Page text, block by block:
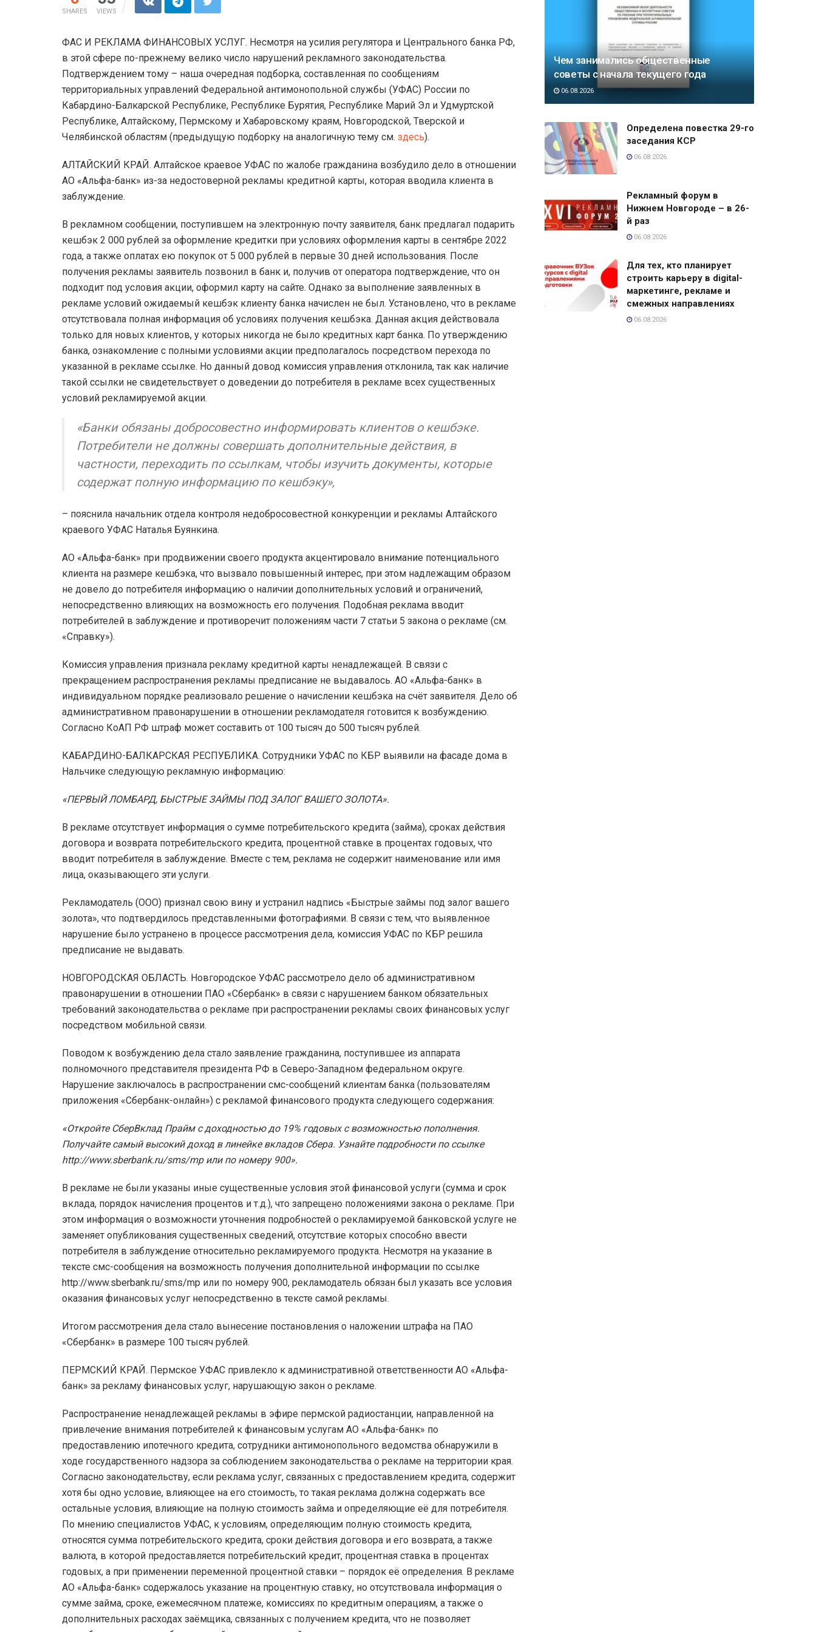
SHARES VIEWS
ФАС И РЕКЛАМА ФИНАНСОВЫХ УСЛУГ. Несмотря на усилия регулятора и Центрального банка РФ,
в этой сфере по-прежнему велико число нарушений рекламного законодательства.
Подтверждением тому – наша очередная подборка, составленная по сообщениям
территориальных управлений Федеральной антимонопольной службы (УФАС) России по
Кабардино-Балкарской Республике, Республике Бурятия, Республике Марий Эл и Удмуртской
Республике, Алтайскому, Пермскому и Хабаровскому краям, Новгородской, Тверской и
Челябинской областям (предыдущую подборку на аналогичную тему см. здесь).
АЛТАЙСКИЙ КРАЙ. Алтайское краевое УФАС по жалобе гражданина возбудило дело в отношении
АО «Альфа-банк» из-за недостоверной рекламы кредитной карты, которая вводила клиента в
заблуждение.
В рекламном сообщении, поступившем на электронную почту заявителя, банк предлагал подарить
кешбэк 2 000 рублей за оформление кредитки при условиях оформления карты в сентябре 2022
года, а также оплатах ею покупок от 5 000 рублей в первые 30 дней использования. После
получения рекламы заявитель позвонил в банк и, получив от оператора подтверждение, что он
подходит под условия акции, оформил карту на сайте. Однако за выполнение заявленных в
рекламе условий ожидаемый кешбэк клиенту банка начислен не был. Установлено, что в рекламе
отсутствовала полная информация об условиях получения кешбэка. Данная акция действовала
только для новых клиентов, у которых никогда не было кредитных карт банка. По утверждению
банка, ознакомление с полными условиями акции предполагалось посредством перехода по
указанной в рекламе ссылке. Но данный довод комиссия управления отклонила, так как наличие
такой ссылки не свидетельствует о доведении до потребителя в рекламе всех существенных
условий рекламируемой акции.
«Банки обязаны добросовестно информировать клиентов о кешбэке.
Потребители не должны совершать дополнительные действия, в
частности, переходить по ссылкам, чтобы изучить документы, которые
содержат полную информацию по кешбэку»,
– пояснила начальник отдела контроля недобросовестной конкуренции и рекламы Алтайского
краевого УФАС Наталья Буянкина.
АО «Альфа-банк» при продвижении своего продукта акцентировало внимание потенциального
клиента на размере кешбэка, что вызвало повышенный интерес, при этом надлежащим образом
не довело до потребителя информацию о наличии дополнительных условий и ограничений,
непосредственно влияющих на возможность его получения. Подобная реклама вводит
потребителей в заблуждение и противоречит положениям части 7 статьи 5 закона о рекламе (см.
«Справку»).
Комиссия управления признала рекламу кредитной карты ненадлежащей. В связи с
прекращением распространения рекламы предписание не выдавалось. АО «Альфа-банк» в
индивидуальном порядке реализовало решение о начислении кешбэка на счёт заявителя. Дело об
административном правонарушении в отношении рекламодателя готовится к возбуждению.
Согласно КоАП РФ штраф может составить от 100 тысяч до 500 тысяч рублей.
КАБАРДИНО-БАЛКАРСКАЯ РЕСПУБЛИКА. Сотрудники УФАС по КБР выявили на фасаде дома в
Нальчике следующую рекламную информацию:
«ПЕРВЫЙ ЛОМБАРД, БЫСТРЫЕ ЗАЙМЫ ПОД ЗАЛОГ ВАШЕГО ЗОЛОТА».
В рекламе отсутствует информация о сумме потребительского кредита (займа), сроках действия
договора и возврата потребительского кредита, процентной ставке в процентах годовых, что
вводит потребителя в заблуждение. Вместе с тем, реклама не содержит наименование или имя
лица, оказывающего эти услуги.
Рекламодатель (ООО) признал свою вину и устранил надпись «Быстрые займы под залог вашего
золота», что подтвердилось представленными фотографиями. В связи с тем, что выявленное
нарушение было устранено в процессе рассмотрения дела, комиссия УФАС по КБР решила
предписание не выдавать.
НОВГОРОДСКАЯ ОБЛАСТЬ. Новгородское УФАС рассмотрело дело об административном
правонарушении в отношении ПАО «Сбербанк» в связи с нарушением банком обязательных
требований законодательства о рекламе при распространении рекламы своих финансовых услуг
посредством мобильной связи.
Поводом к возбуждению дела стало заявление гражданина, поступившее из аппарата
полномочного представителя президента РФ в Северо-Западном федеральном округе.
Нарушение заключалось в распространении смс-сообщений клиентам банка (пользователям
приложения «Сбербанк-онлайн») с рекламой финансового продукта следующего содержания:
«Откройте СберВклад Прайм с доходностью до 19% годовых с возможностью пополнения.
Получайте самый высокий доход в линейке вкладов Сбера. Узнайте подробности по ссылке
http://www.sberbank.ru/sms/mp или по номеру 900».
В рекламе не были указаны иные существенные условия этой финансовой услуги (сумма и срок
вклада, порядок начисления процентов и т.д.), что запрещено положениями закона о рекламе. При
этом информация о возможности уточнения подробностей о рекламируемой банковской услуге не
заменяет опубликования существенных сведений, отсутствие которых способно ввести
потребителя в заблуждение относительно рекламируемого продукта. Несмотря на указание в
тексте смс-сообщения на возможность получения дополнительной информации по ссылке
http://www.sberbank.ru/sms/mp или по номеру 900, рекламодатель обязан был указать все условия
оказания финансовых услуг непосредственно в тексте самой рекламы.
Итогом рассмотрения дела стало вынесение постановления о наложении штрафа на ПАО
«Сбербанк» в размере 100 тысяч рублей.
ПЕРМСКИЙ КРАЙ. Пермское УФАС привлекло к административной ответственности АО «Альфа-
банк» за рекламу финансовых услуг, нарушающую закон о рекламе.
Распространение ненадлежащей рекламы в эфире пермской радиостанции, направленной на
привлечение внимания потребителей к финансовым услугам АО «Альфа-банк» по
предоставлению ипотечного кредита, сотрудники антимонопольного ведомства обнаружили в
ходе государственного надзора за соблюдением законодательства о рекламе на территории края.
Согласно законодательству, если реклама услуг, связанных с предоставлением кредита, содержит
хотя бы одно условие, влияющее на его стоимость, то такая реклама должна содержать все
остальные условия, влияющие на полную стоимость займа и определяющие её для потребителя.
По мнению специалистов УФАС, к условиям, определяющим полную стоимость кредита,
относятся сумма потребительского кредита, сроки действия договора и его возврата, а также
валюта, в которой предоставляется потребительский кредит, процентная ставка в процентах
годовых, а при применении переменной процентной ставки – порядок её определения. В рекламе
АО «Альфа-банк» содержалось указание на процентную ставку, но отсутствовала информация о
сумме займа, сроке, ежемесячном платеже, комиссиях по кредитным операциям, а также о
дополнительных расходах заёмщика, связанных с получением кредита, что не позволяет
Чем занимались общественные
советы с начала текущего года
06.08.2026
Определена повестка 29-го
заседания КСР
06.08.2026
Рекламный форум в
Нижнем Новгороде – в 26-
й раз
06.08.2026
Для тех, кто планирует
строить карьеру в digital-
маркетинге, рекламе и
смежных направлениях
06.08.2026